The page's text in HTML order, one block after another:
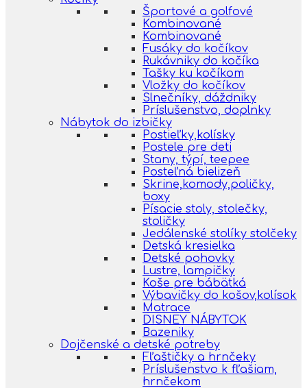
Športové a golfové
Kombinované
Kombinované
Fusáky do kočíkov
Rukávniky do kočíka
Tašky ku kočíkom
Vložky do kočíkov
Slnečníky, dáždniky
Príslušenstvo, doplnky
Nábytok do izbičky
Postieľky,kolísky
Postele pre deti
Stany, týpí, teepee
Posteľná bielizeň
Skrine,komody,poličky,
boxy
Písacie stoly, stolečky,
stoličky
Jedálenské stolíky stolčeky
Detská kresielka
Detské pohovky
Lustre, lampičky
Koše pre bábätká
Výbavičky do košov,kolísok
Matrace
DISNEY NÁBYTOK
Bazeniky
Dojčenské a detské potreby
Fľaštičky a hrnčeky
Príslušenstvo k fľašiam,
hrnčekom